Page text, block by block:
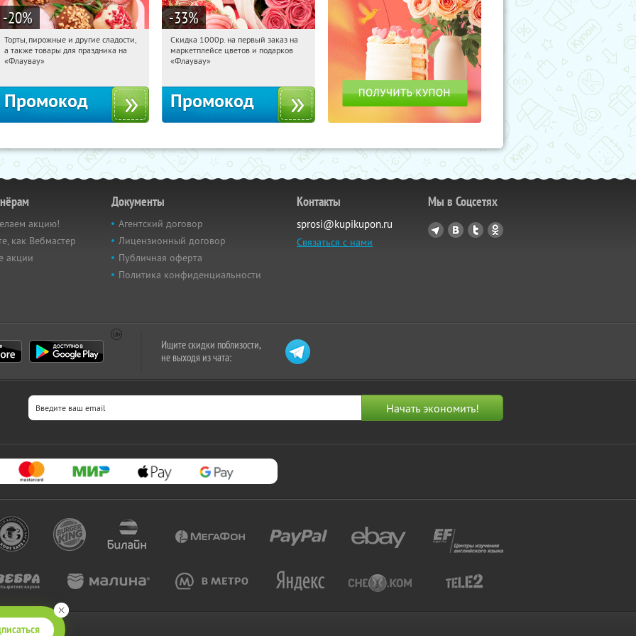
-20%
05:45:12 Получили:
Россия
Торты, пирожные и другие сладости,
а также товары для праздника на
«Флаувау»
Промокод
-33%
05:45:12 Получили:
Россия
Скидка 1000р. на первый заказ на
маркетплейсе цветов и подарков
«Флаувау»
Промокод
акцию!
как Вебмастер
акции
Документы
Агентский договор
Лицензионный договор
Публичная оферта
Политика конфиденциальности
Контакты
sprosi@kupikupon.ru
Связаться с нами
Мы в Соцсетях
Ищите скидки поблизости,
не выходя из чата: